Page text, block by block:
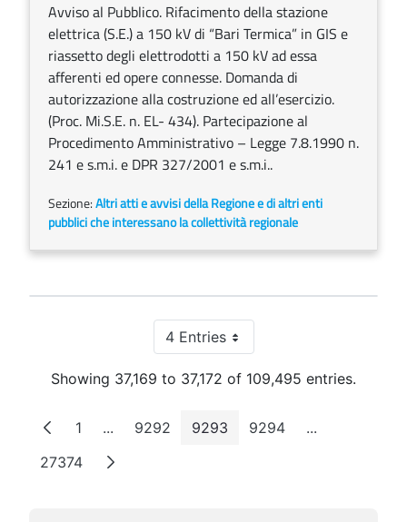
Avviso al Pubblico. Rifacimento della stazione
elettrica (S.E.) a 150 kV di “Bari Termica” in GIS e
riassetto degli elettrodotti a 150 kV ad essa
afferenti ed opere connesse. Domanda di
autorizzazione alla costruzione ed all’esercizio.
(Proc. Mi.S.E. n. EL- 434). Partecipazione al
Procedimento Amministrativo – Legge 7.8.1990 n.
241 e s.m.i. e DPR 327/2001 e s.m.i..
Sezione:Altri atti e avvisi della Regione e di altri enti
pubblici che interessano la collettività regionale
4 EntriesPer Page
Showing 37,169 to 37,172 of 109,495 entries.
Page
1 ...Intermediate Pages
Page
9292 Page
9293 Page
9294 ...Intermediate
Page
27374